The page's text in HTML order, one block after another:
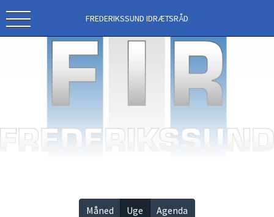
FREDERIKSSUND IDRÆTSRÅD
Måned Uge Agenda